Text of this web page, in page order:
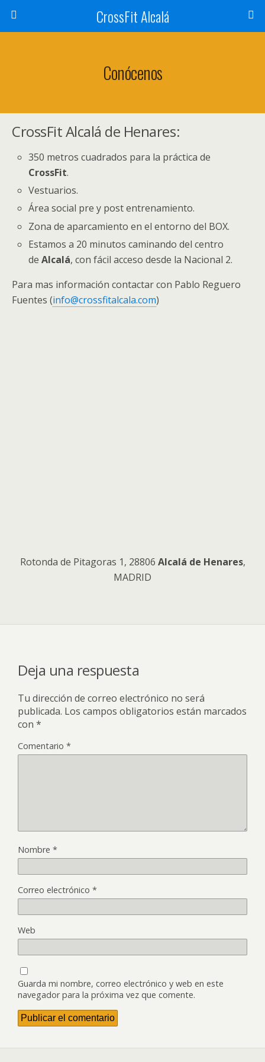
CrossFit Alcalá
Conócenos
CrossFit Alcalá de Henares:
350 metros cuadrados para la práctica de
CrossFit.
Vestuarios.
Área social pre y post entrenamiento.
Zona de aparcamiento en el entorno del BOX.
Estamos a 20 minutos caminando del centro
deAlcalá, con fácil acceso desde la Nacional 2.
Para mas información contactar con Pablo Reguero
Fuentes (info@crossfitalcala.com)
Rotonda de Pitagoras 1, 28806 Alcalá de Henares,
MADRID
Deja una respuesta
Tu dirección de correo electrónico no será
publicada. Los campos obligatorios están marcados
con *
Comentario *
Nombre *
Correo electrónico *
Web
Guarda mi nombre, correo electrónico y web en este
navegador para la próxima vez que comente.